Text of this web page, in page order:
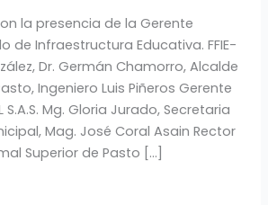
la presencia de la Gerente
de Infraestructura Educativa. FFIE-
Dr. Germán Chamorro, Alcalde
Ingeniero Luis Piñeros Gerente
S.A.S. Mg. Gloria Jurado, Secretaria
Mag. José Coral Asain Rector
Superior de Pasto […]